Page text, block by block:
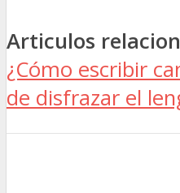
Articulos
¿Cómo escribir
de disfrazar el